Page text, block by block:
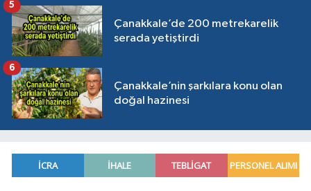
Çanakkale’de 200 metrekarelik
serada yetiştirdi
5
Çanakkale’nin şarkılara konu olan
doğal hazinesi
6